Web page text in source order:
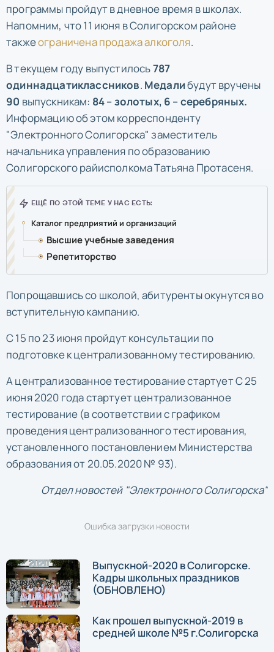
программы пройдут в дневное время в школах.
Напомним, что 11 июня в Солигорском районе
такжеограничена продажа алкоголя.
В текущем году выпустилось787
одиннадцатиклассников. Медалибудут вручены
90 выпускникам: 84 – золотых, 6 – серебряных.
Информацию об этом корреспонденту
"Электронного Солигорска" заместитель
начальника управления по образованию
Солигорского райисполкома Татьяна Протасеня.
Высшие учебные заведения
Репетиторство
Попрощавшись со школой, абитуренты окунутся во
вступительную кампанию.
С 15 по 23 июня пройдут консультации по
подготовке к централизованному тестированию.
А централизованное тестирование стартует С 25
июня 2020 года стартует централизованное
тестирование (в соответствии с графиком
проведения централизованного тестирования,
установленного постановлением Министерства
образования от 20.05.2020 № 93).
Отдел новостей "Электронного Солигорска"
Ошибка загрузки новости
Выпускной-2020 в Солигорске.
Кадры школьных праздников
(ОБНОВЛЕНО)
Как прошел выпускной-2019 в
средней школе №5 г.Солигорска